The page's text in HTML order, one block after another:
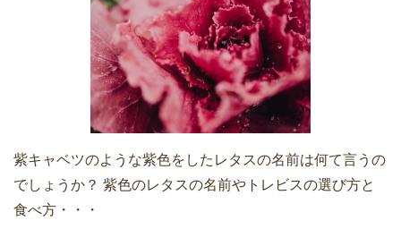
紫キャベツのような紫色をしたレタスの名前は何て言うの
でしょうか？ 紫色のレタスの名前やトレビスの選び方と
食べ方・・・